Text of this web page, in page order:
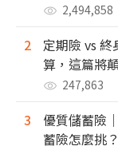
2,494,858
2
定期險 vs
算，這篇將
247,863
3
優質儲蓄險
蓄險怎麼挑？